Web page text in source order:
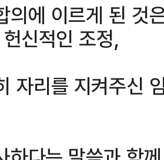
의에 이르게 된 것
신적인 조정,
자리를 지켜주신